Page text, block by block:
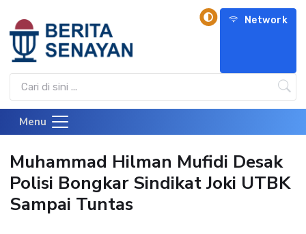
Network
Menu
Muhammad Hilman Mufidi Desak
Polisi Bongkar Sindikat Joki UTBK
Sampai Tuntas